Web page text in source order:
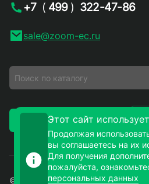
+7 ( 499 ) 322-47-86
sale@zoom-ec.ru
Заказать звонок
© 2026. ЗУМ-СМД – продажа
Этот сайт
Продолжая
вы соглашаетесь на их
Для получения
пожалуйста,
персональных данных